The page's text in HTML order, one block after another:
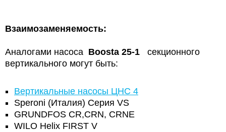
Взаимозаменяемость:
Аналогами насоса Boosta 25-1 секционного
вертикального могут быть:
Вертикальные насосы ЦНС 4
Speroni (Италия) Серия VS
GRUNDFOS CR,CRN, CRNE
WILO Helix FIRST V